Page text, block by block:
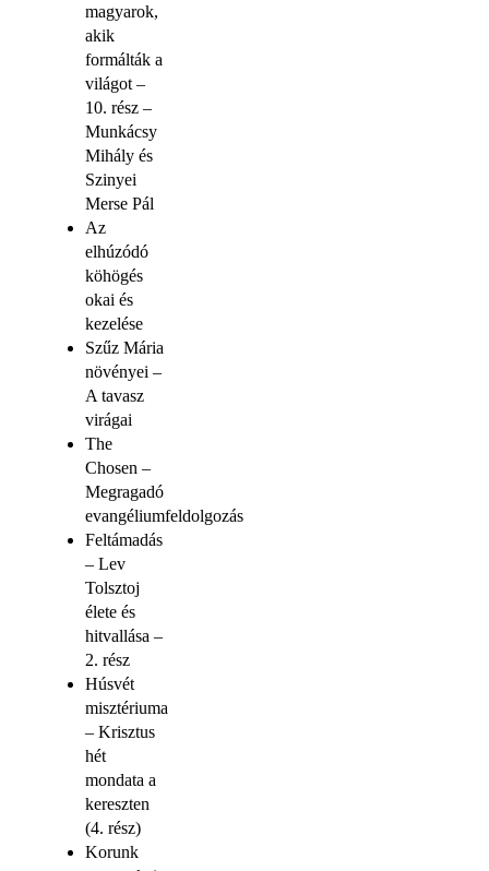
magyarok,
akik
formálták a
világot –
10. rész –
Munkácsy
Mihály és
Szinyei
Merse Pál
Az
elhúzódó
köhögés
okai és
kezelése
Szűz Mária
növényei –
A tavasz
virágai
The
Chosen –
Megragadó
evangéliumfeldolgozás
Feltámadás
– Lev
Tolsztoj
élete és
hitvallása –
2. rész
Húsvét
misztériuma
– Krisztus
hét
mondata a
kereszten
(4. rész)
Korunk